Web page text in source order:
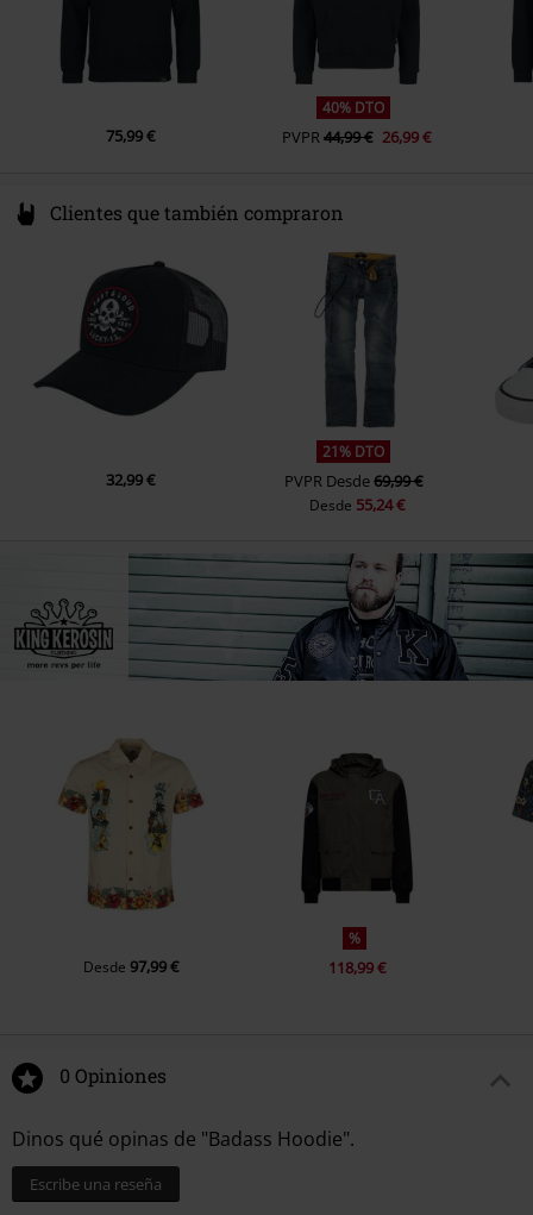
75,99 €
40% DTO
PVPR44,99 € 26,99 €
Clientes que también compraron
32,99 €
21% DTO
PVPR Desde69,99 €
Desde 55,24 €
Desde 97,99 €
%
118,99 €
0 Opiniones
Dinos qué opinas de "Badass Hoodie".
Escribe una reseña